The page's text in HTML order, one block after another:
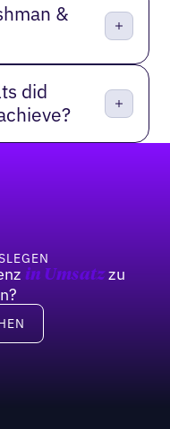
&
did
in Umsatzzu